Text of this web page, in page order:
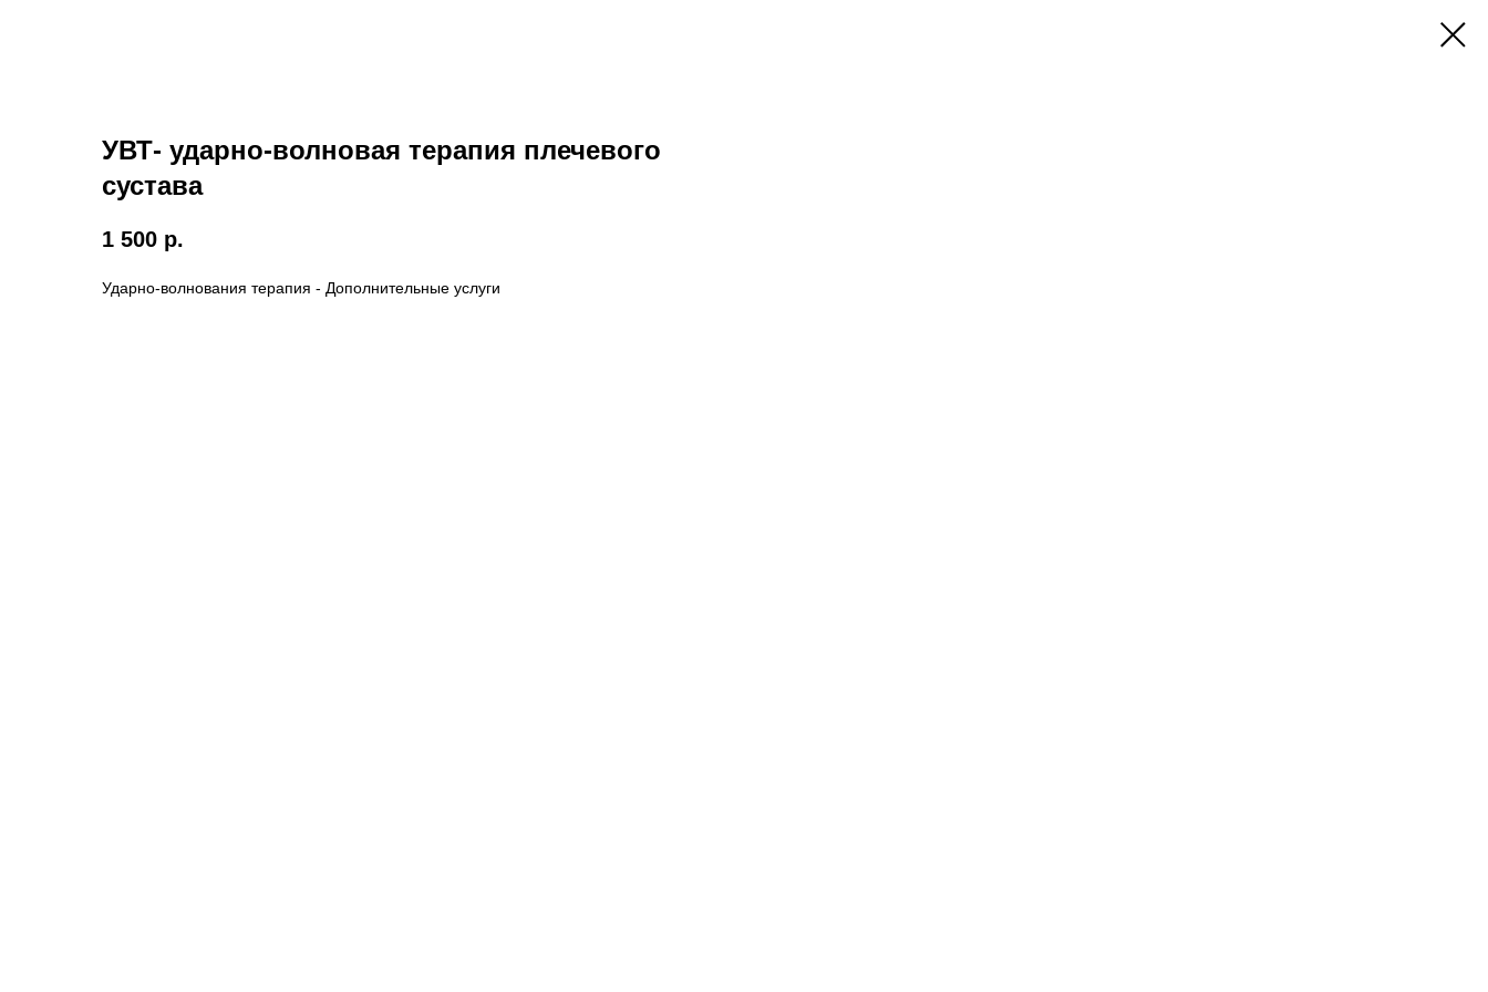
УВТ- ударно-волновая терапия плечевого
сустава
1 500 р.
Ударно-волнования терапия - Дополнительные услуги